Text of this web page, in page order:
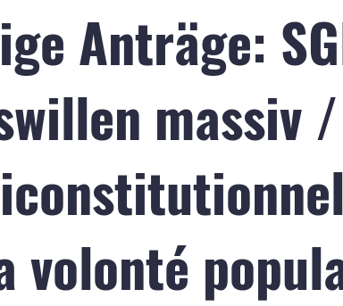
Anträge:
massiv /
volonté